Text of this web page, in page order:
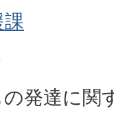
課
発達に関